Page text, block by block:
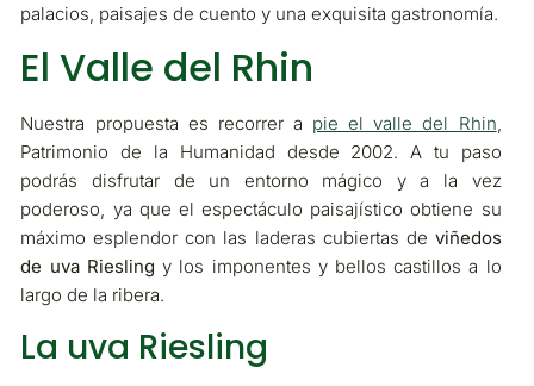
palacios, paisajes de cuento y una exquisita gastronomía.
El Valle del Rhin
Nuestra propuesta es recorrer a pie el valle del Rhin,
Patrimonio de la Humanidad desde 2002. A tu paso
podrás disfrutar de un entorno mágico y a la vez
poderoso, ya que el espectáculo paisajístico obtiene su
máximo esplendor con las laderas cubiertas de viñedos
de uva Riesling y los imponentes y bellos castillos a lo
largo de la ribera.
La uva Riesling